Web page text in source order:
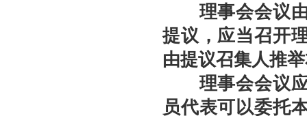
理事会会议由
提议，应当召开
由提议召集人推
理事会会议应
员代表可以委托